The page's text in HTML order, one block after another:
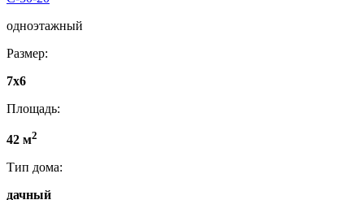
одноэтажный
Размер:
7х6
Площадь:
42 м2
Тип дома:
дачный